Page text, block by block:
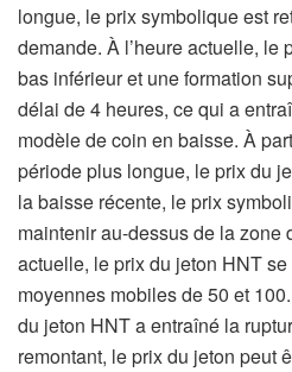
longue, le prix symbolique est
demande. À l’heure actuelle, le
bas inférieur et une formation
délai de 4 heures, ce qui a
modèle de coin en baisse. À
période plus longue, le prix du
la baisse récente, le prix
maintenir au-dessus de la zone
actuelle, le prix du jeton HNT
moyennes mobiles de 50 et
du jeton HNT a entraîné la
remontant, le prix du jeton peut